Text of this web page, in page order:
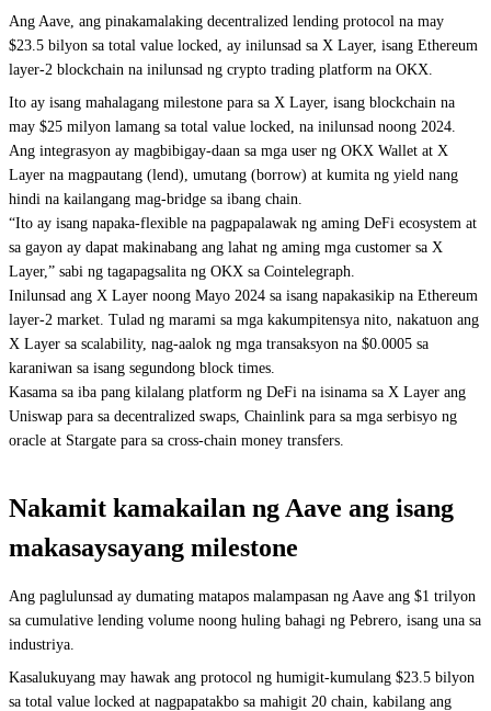
Ang Aave, ang pinakamalaking decentralized lending protocol na may
$23.5 bilyon sa total value locked, ay inilunsad sa X Layer, isang Ethereum
layer-2 blockchain na inilunsad ng crypto trading platform na OKX.
Ito ay isang mahalagang milestone para sa X Layer, isang blockchain na
may $25 milyon lamang sa total value locked, na inilunsad noong 2024.
Ang integrasyon ay magbibigay-daan sa mga user ng OKX Wallet at X
Layer na magpautang (lend), umutang (borrow) at kumita ng yield nang
hindi na kailangang mag-bridge sa ibang chain.
“Ito ay isang napaka-flexible na pagpapalawak ng aming DeFi ecosystem at
sa gayon ay dapat makinabang ang lahat ng aming mga customer sa X
Layer,” sabi ng tagapagsalita ng OKX sa Cointelegraph.
Inilunsad ang X Layer noong Mayo 2024 sa isang napakasikip na Ethereum
layer-2 market. Tulad ng marami sa mga kakumpitensya nito, nakatuon ang
X Layer sa scalability, nag-aalok ng mga transaksyon na $0.0005 sa
karaniwan sa isang segundong block times.
Kasama sa iba pang kilalang platform ng DeFi na isinama sa X Layer ang
Uniswap para sa decentralized swaps, Chainlink para sa mga serbisyo ng
oracle at Stargate para sa cross-chain money transfers.
Nakamit kamakailan ng Aave ang isang
makasaysayang milestone
Ang paglulunsad ay dumating matapos malampasan ng Aave ang $1 trilyon
sa cumulative lending volume noong huling bahagi ng Pebrero, isang una sa
industriya.
Kasalukuyang may hawak ang protocol ng humigit-kumulang $23.5 bilyon
sa total value locked at nagpapatakbo sa mahigit 20 chain, kabilang ang